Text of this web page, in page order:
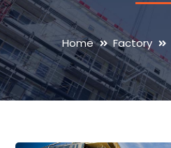
Home Factory